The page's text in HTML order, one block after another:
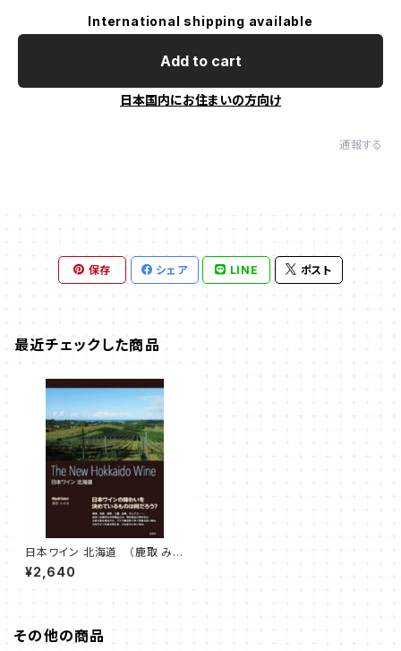
International shipping available
Add to cart
日本国内にお住まいの方向け
通報する
保存 シェア LINE ポスト
最近チェックした商品
日本ワイン 北海道 （鹿取 みゆ
き 著）
¥2,640
その他の商品